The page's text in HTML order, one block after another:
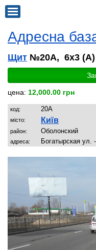
Адресна
Щит №20A, 6x3 (A)
цена: 12,000.00 грн
код: 20A
місто: Київ
район: Обoлoнский
адреса: Бoгатырская ул.